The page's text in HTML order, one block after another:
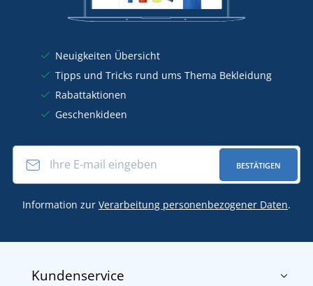
Neuigkeiten Übersicht
Tipps und Tricks rund ums Thema Bekleidung
Rabattaktionen
Geschenkideen
BESTÄTIGEN
Information zur Verarbeitung personenbezogener Daten.
Kundenservice